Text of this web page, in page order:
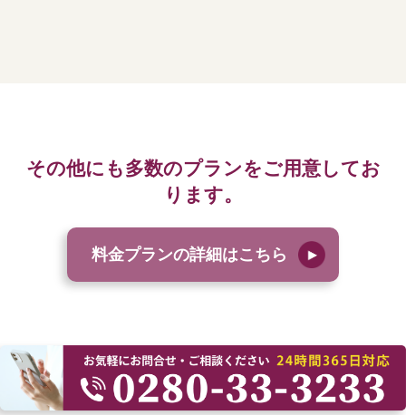
その他にも多数のプランをご用意してお
ります。
料金プランの詳細はこちら